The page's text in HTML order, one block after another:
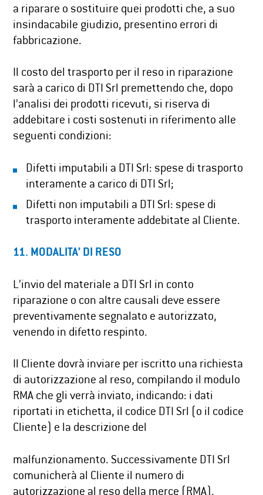
a riparare o sostituire quei prodotti che, a suo
insindacabile giudizio, presentino errori di
fabbricazione.
Il costo del trasporto per il reso in riparazione
sarà a carico di DTI Srl premettendo che, dopo
l’analisi dei prodotti ricevuti, si riserva di
addebitare i costi sostenuti in riferimento alle
seguenti condizioni:
Difetti imputabili a DTI Srl: spese di trasporto
interamente a carico di DTI Srl;
Difetti non imputabili a DTI Srl: spese di
trasporto interamente addebitate al Cliente.
11. MODALITA’ DI RESO
L’invio del materiale a DTI Srl in conto
riparazione o con altre causali deve essere
preventivamente segnalato e autorizzato,
venendo in difetto respinto.
Il Cliente dovrà inviare per iscritto una richiesta
di autorizzazione al reso, compilando il modulo
RMA che gli verrà inviato, indicando: i dati
riportati in etichetta, il codice DTI Srl (o il codice
Cliente) e la descrizione del
malfunzionamento. Successivamente DTI Srl
comunicherà al Cliente il numero di
autorizzazione al reso della merce (RMA).